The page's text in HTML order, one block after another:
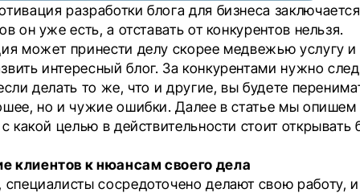
разработки блога для бизнеса
он уже есть, а отставать от конкурентов нельзя.
может принести делу скорее медвежью услугу и
интересный блог. За конкурентами нужно
делать то же, что и другие, вы будете
но и чужие ошибки. Далее в статье мы опишем
какой целью в действительности стоит открывать
клиентов к нюансам своего дела
сосредоточено делают свою работу,